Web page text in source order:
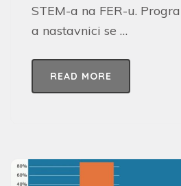
STEM-a na FER-u.
a nastavnici se …
READ MORE